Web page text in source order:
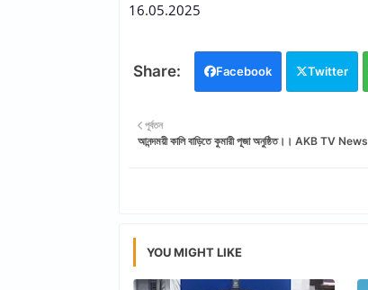
16.05.2025
Facebook Twitter
পূর্বতন
আনন্দময়ী কালি বাড়িতে কুমারী পূজা অনুষ্ঠিত।। AKB TV News
YOU MIGHT LIKE